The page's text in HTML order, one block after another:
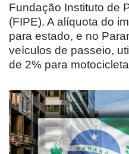
Fundação Instituto de
(FIPE). A alíquota do
para estado, e no
veículos de passeio,
de 2% para